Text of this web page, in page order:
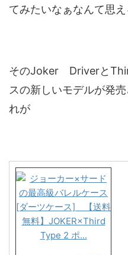
てみたいなぁなんて思え
そのJoker Driverと
スの新しいモデルが発
れが